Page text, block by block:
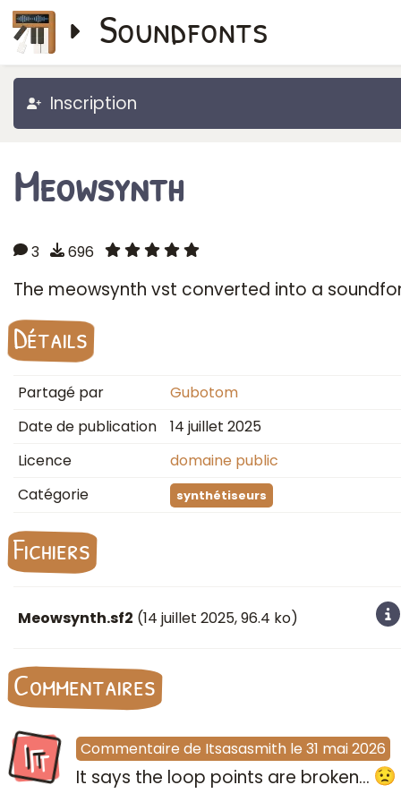
Soundfonts
Inscription
Meowsynth
3 696
The meowsynth vst converted into a
Détails
Partagé par
Gubotom
Date de publication
14 juillet 2025
Licence
domaine public
Catégorie
synthétiseurs
Fichiers
Meowsynth.sf2 (14 juillet 2025, 96.4 ko)
Commentaires
It Commentaire de Itsasasmith le 31 mai 2026
It says the loop points are broken...